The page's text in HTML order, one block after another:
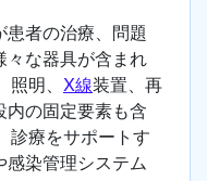
患者の治療、問題
々な器具が含まれ
明、 X線装置、再
内の固定要素も含
診療をサポートす
感染管理システム